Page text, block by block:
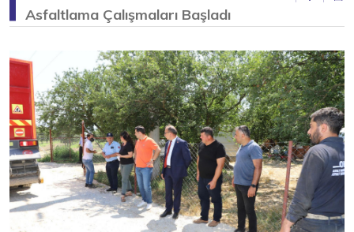
Asfaltlama Çalışmaları Başladı